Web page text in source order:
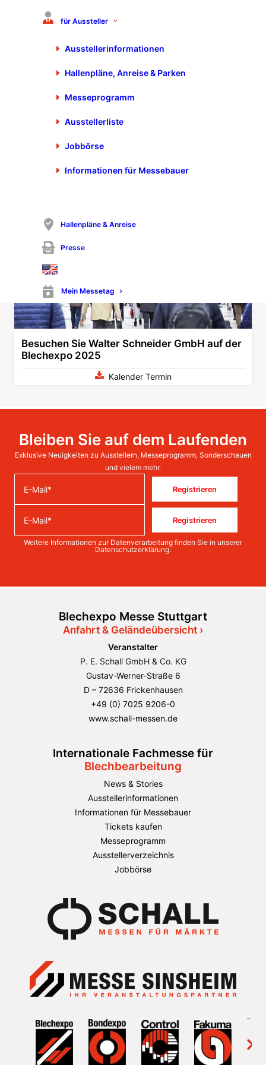
für Aussteller
Ausstellerinformationen
Hallenpläne, Anreise & Parken
Messeprogramm
Ausstellerliste
Jobbörse
Informationen für Messebauer
Hallenpläne & Anreise
Presse
Mein Messetag
75196 Remchingen
+49 7232 - 31998-98
https://www.schneider-umformen.de
Ansprechpartner
Herr Jens Siegle
j.siegle@schneider-umformen.de
Besuchen Sie Walter Schneider GmbH auf der
Blechexpo 2025
Kalender Termin
Bleiben Sie auf dem Laufenden
Exklusive Neuigkeiten zu Ausstellern, Messeprogramm, Sonderschauen
und vielem mehr.
Registrieren
Registrieren
Weitere Informationen zur Datenverarbeitung finden Sie in unserer
Datenschutzerklärung.
Blechexpo Messe Stuttgart
Anfahrt & Geländeübersicht ›
Veranstalter
P. E. Schall GmbH & Co. KG
Gustav-Werner-Straße 6
D – 72636 Frickenhausen
+49 (0) 7025 9206-0
www.schall-messen.de
Internationale Fachmesse für
Blechbearbeitung
News & Stories
Ausstellerinformationen
Informationen für Messebauer
Tickets kaufen
Messeprogramm
Ausstellerverzeichnis
Jobbörse